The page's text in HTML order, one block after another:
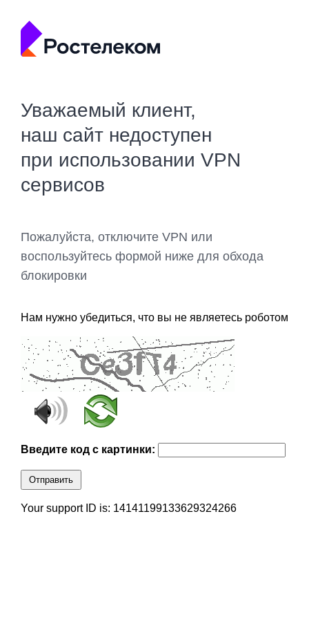
Уважаемый клиент,
наш сайт недоступен
при использовании VPN
сервисов
Пожалуйста, отключите VPN или
воспользуйтесь формой ниже для обхода
блокировки
Нам нужно убедиться, что вы не являетесь роботом
Введите код с картинки:
Отправить
Your support ID is: 14141199133629324266